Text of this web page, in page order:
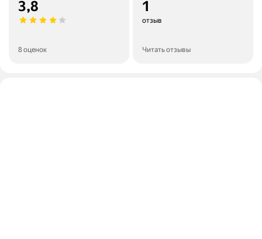
универсальный
3,8
8 оценок
1
отзыв
Читать отзывы